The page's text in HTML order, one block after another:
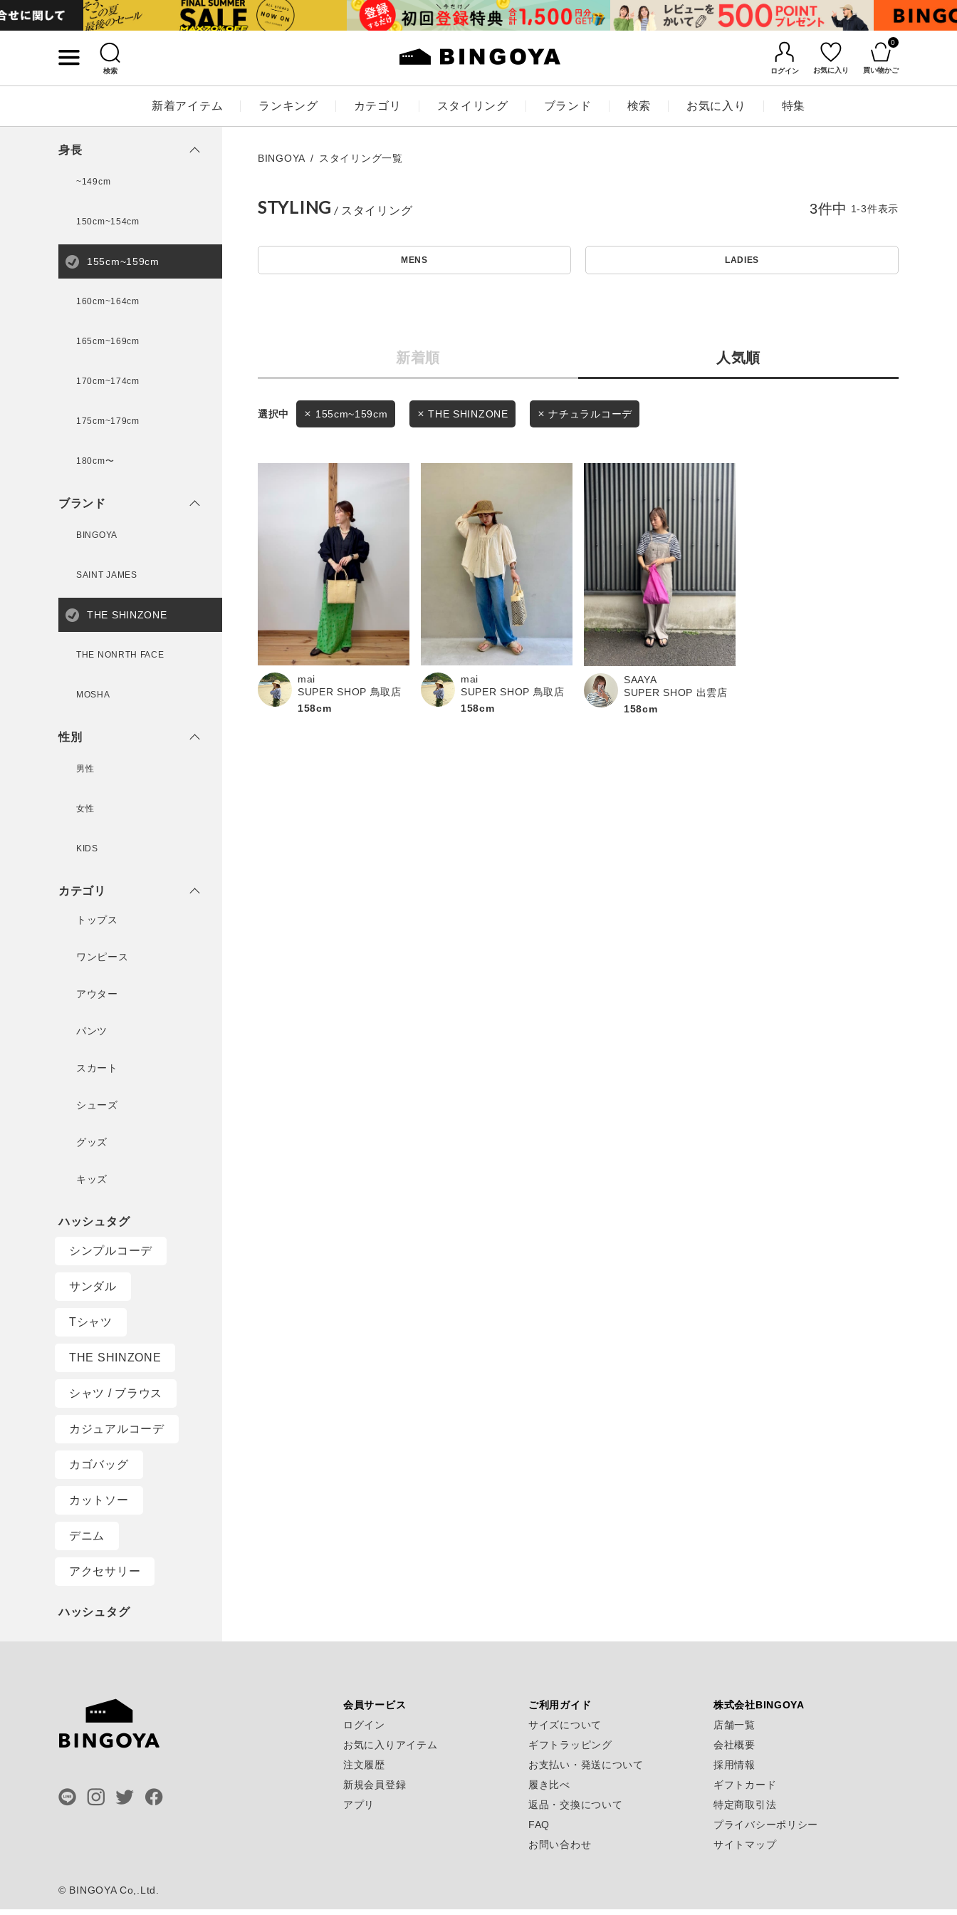
検索 ログイン お気に入り
0
買い物かご
新着アイテム ランキング カテゴリ スタイリング ブランド 検索 お気に入り 特集
新規会員登録
アイテムを探す
スタイリングから探す
WEB限定アイテムを探す
BINGOYAについて
採用情報
お知らせ・ご利用ガイド
お知らせ
ご利用ガイド
ギフトラッピング
お問い合わせ
BINGOYA
無料公式アプリダウンロード
キーワード
LADIES KIDS
価格
セール価格
在庫
在庫あり 在庫なし含む
この条件で絞り込む
身長
~149cm
150cm~154cm
155cm~159cm
160cm~164cm
165cm~169cm
170cm~174cm
175cm~179cm
180cm〜
ブランド
BINGOYA
SAINT JAMES
THE SHINZONE
THE NONRTH FACE
MOSHA
性別
男性
女性
KIDS
カテゴリ
トップス
ワンピース
アウター
パンツ
スカート
シューズ
グッズ
キッズ
シンプルコーデ
サンダル
Tシャツ
THE SHINZONE
シャツ / ブラウス
カジュアルコーデ
カゴバッグ
カットソー
デニム
アクセサリー
BINGOYA スタイリング一覧
STYLING
MENS LADIES
新着順 人気順
3件中 1-3件表示
155cm~159cm THE SHINZONE ナチュラルコーデ
mai
SUPER SHOP 鳥取店
158cm
mai
SUPER SHOP 鳥取店
158cm
SAAYA
SUPER SHOP 出雲店
158cm
会員サービス
ログイン
お気に入りアイテム
注文履歴
新規会員登録
アプリ
ご利用ガイド
サイズについて
ギフトラッピング
お支払い・発送について
履き比べ
返品・交換について
FAQ
お問い合わせ
株式会社BINGOYA
店舗一覧
会社概要
採用情報
ギフトカード
特定商取引法
プライバシーポリシー
サイトマップ
© BINGOYA Co,.Ltd.